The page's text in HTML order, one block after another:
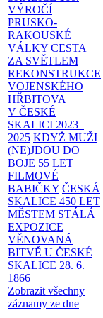
VÝROČÍ
PRUSKO-
RAKOUSKÉ
VÁLKY CESTA
ZA SVĚTLEM
REKONSTRUKCE
VOJENSKÉHO
HŘBITOVA
V ČESKÉ
SKALICI 2023–
2025 KDYŽ MUŽI
(NE)JDOU DO
BOJE 55 LET
FILMOVÉ
BABIČKY ČESKÁ
SKALICE 450 LET
MĚSTEM STÁLÁ
EXPOZICE
VĚNOVANÁ
BITVĚ U ČESKÉ
SKALICE 28. 6.
1866
Zobrazit všechny
záznamy ze dne